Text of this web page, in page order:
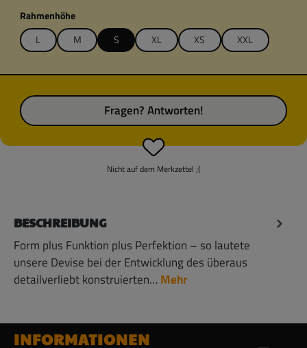
Rahmenhöheauswählen
L
M S XL XS XXL
Nicht auf dem Merkzettel ;(
Fragen? Antworten!
BESCHREIBUNG
Form plus Funktion plus Perfektion – so lautete
unsere Devise bei der Entwicklung des überaus
detailverliebt konstruierten… Mehr
INFORMATIONEN